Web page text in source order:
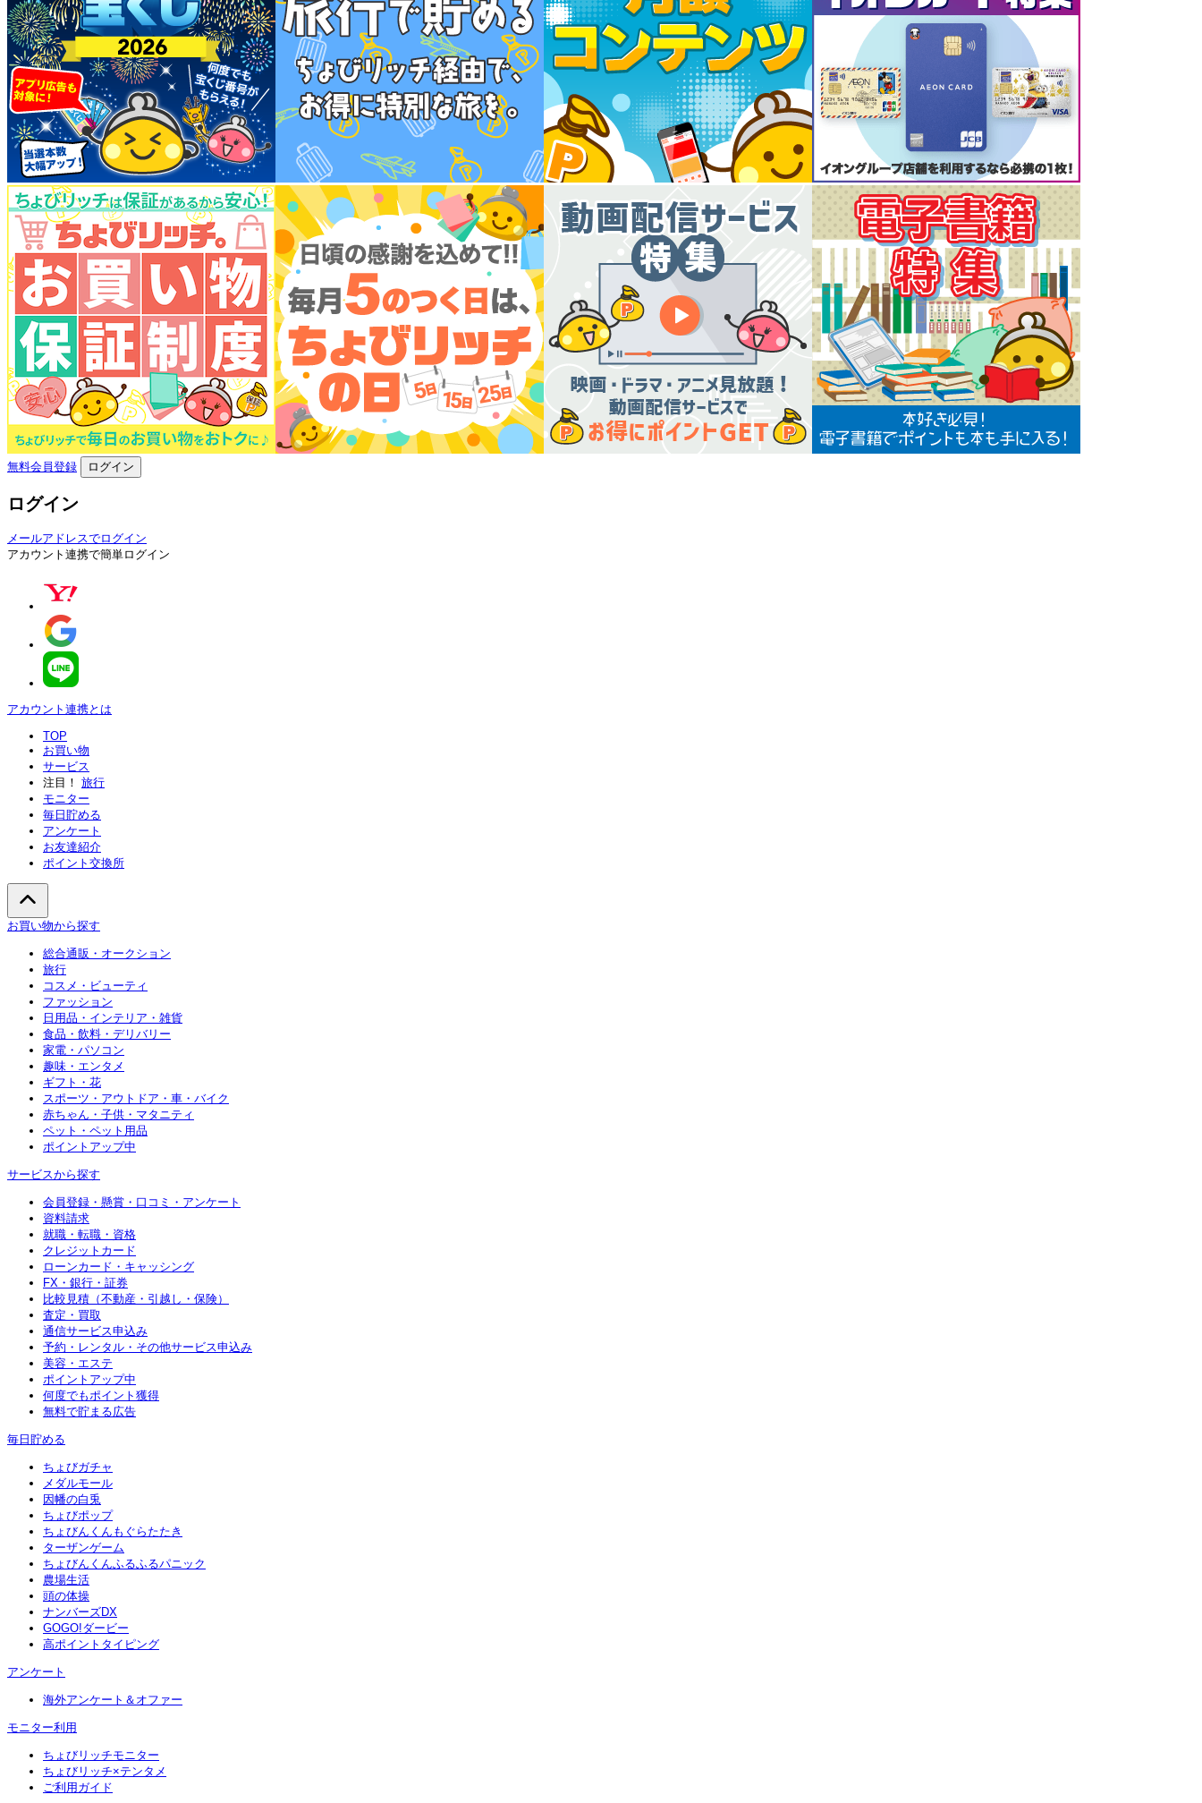
無料会員登録 ログイン
ログイン
メールアドレスでログイン
アカウント連携で簡単ログイン
アカウント連携とは
TOP
お買い物
サービス
注目！ 旅行
モニター
毎日貯める
アンケート
お友達紹介
ポイント交換所
お買い物から探す
総合通販・オークション
旅行
コスメ・ビューティ
ファッション
日用品・インテリア・雑貨
食品・飲料・デリバリー
家電・パソコン
趣味・エンタメ
ギフト・花
スポーツ・アウトドア・車・バイク
赤ちゃん・子供・マタニティ
ペット・ペット用品
ポイントアップ中
サービスから探す
会員登録・懸賞・口コミ・アンケート
資料請求
就職・転職・資格
クレジットカード
ローンカード・キャッシング
FX・銀行・証券
比較見積（不動産・引越し・保険）
査定・買取
通信サービス申込み
予約・レンタル・その他サービス申込み
美容・エステ
ポイントアップ中
何度でもポイント獲得
無料で貯まる広告
毎日貯める
ちょびガチャ
メダルモール
因幡の白兎
ちょびポップ
ちょびんくんもぐらたたき
ターザンゲーム
ちょびんくんふるふるパニック
農場生活
頭の体操
ナンバーズDX
GOGO!ダービー
高ポイントタイピング
アンケート
海外アンケート＆オファー
モニター利用
ちょびリッチモニター
ちょびリッチ×テンタメ
ご利用ガイド